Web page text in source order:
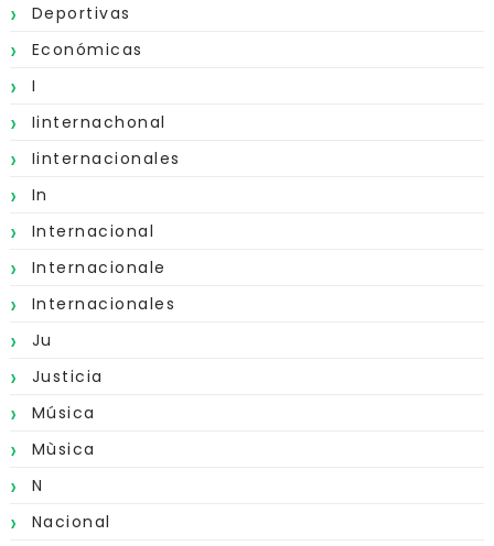
Deportivas
Económicas
I
Iinternachonal
Iinternacionales
In
Internacional
Internacionale
Internacionales
Ju
Justicia
Música
Mùsica
N
Nacional